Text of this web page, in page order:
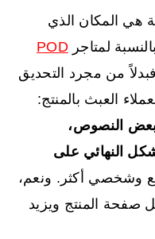
هي المكان الذي
لمتاجرPOD
من مجرد التحديق
العبث بالمنتج:
النصوص،
النهائي على
وشخصي أكثر. ونعم،
صفحة المنتج ويزيد